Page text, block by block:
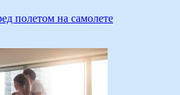
полетом на самолете